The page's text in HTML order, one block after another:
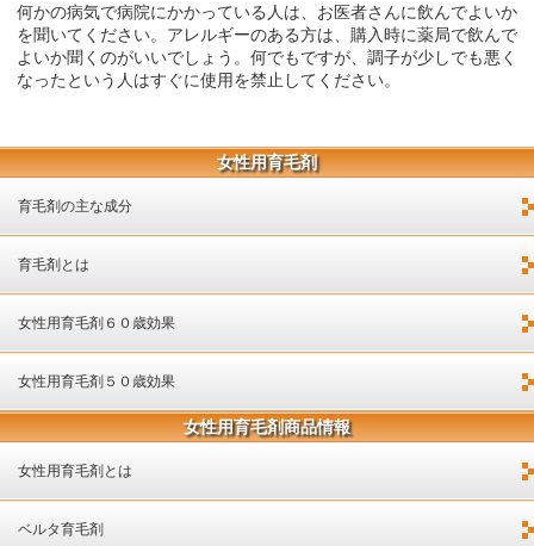
何かの病気で病院にかかっている人は、お医者さんに飲んでよいか
を聞いてください。アレルギーのある方は、購入時に薬局で飲んで
よいか聞くのがいいでしょう。何でもですが、調子が少しでも悪く
なったという人はすぐに使用を禁止してください。
女性用育毛剤
育毛剤の主な成分
育毛剤とは
女性用育毛剤６０歳効果
女性用育毛剤５０歳効果
女性用育毛剤商品情報
女性用育毛剤とは
ベルタ育毛剤